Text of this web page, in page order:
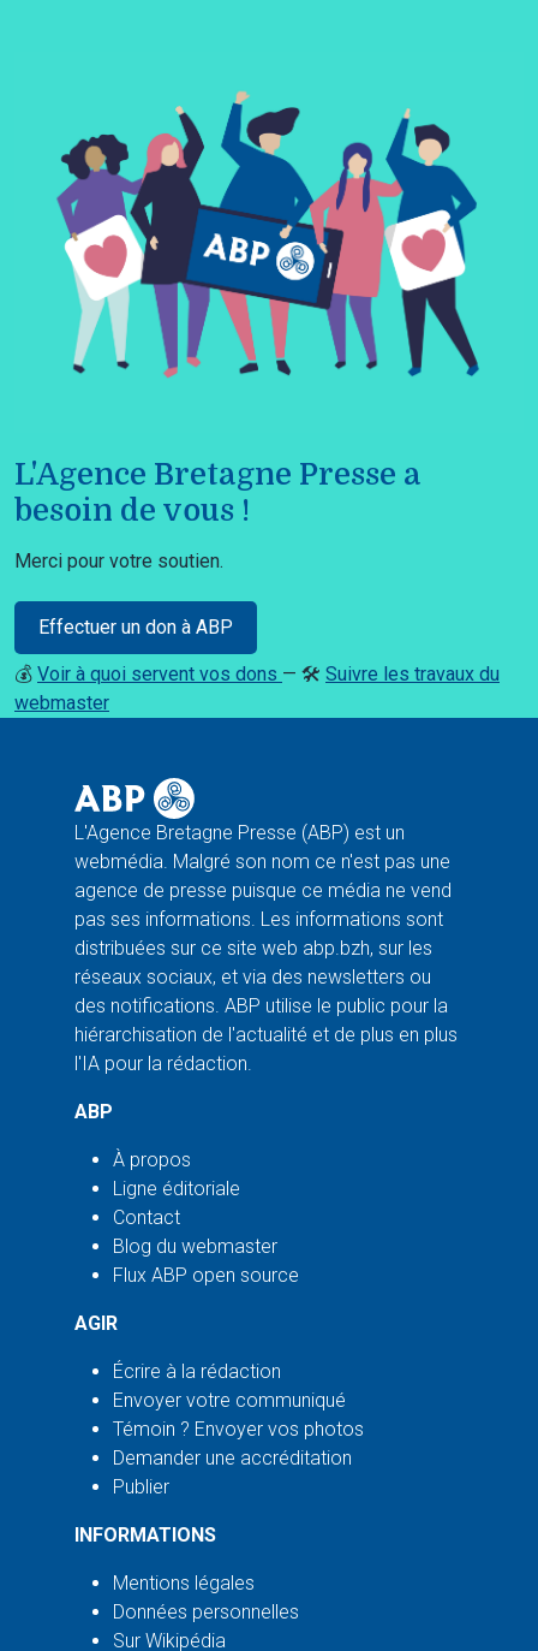
L'Agence Bretagne Presse a
besoin de vous !
Merci pour votre soutien.
Effectuer un don à ABP
💰 Voir à quoi servent vos dons — 🛠️ Suivre les travaux du
webmaster
L'Agence Bretagne Presse (ABP) est un
webmédia. Malgré son nom ce n'est pas une
agence de presse puisque ce média ne vend
pas ses informations. Les informations sont
distribuées sur ce site web abp.bzh, sur les
réseaux sociaux, et via des newsletters ou
des notifications. ABP utilise le public pour la
hiérarchisation de l'actualité et de plus en plus
l'IA pour la rédaction.
ABP
À propos
Ligne éditoriale
Contact
Blog du webmaster
Flux ABP open source
AGIR
Écrire à la rédaction
Envoyer votre communiqué
Témoin ? Envoyer vos photos
Demander une accréditation
Publier
INFORMATIONS
Mentions légales
Données personnelles
Sur Wikipédia